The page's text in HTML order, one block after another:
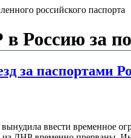
российского паспорта
Россию за
за паспортами
ввести временное